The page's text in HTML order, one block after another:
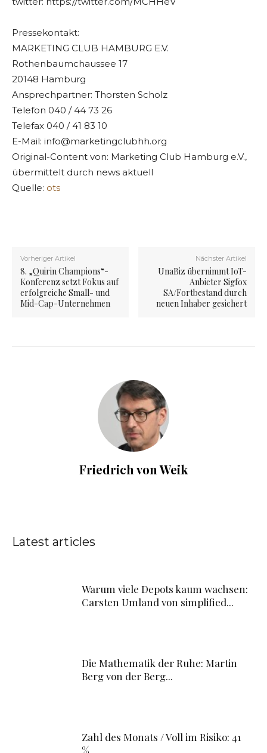
Pressekontakt:
MARKETING CLUB HAMBURG E.V.
Rothenbaumchaussee 17
20148 Hamburg
Ansprechpartner: Thorsten Scholz
Telefon 040 / 44 73 26
Telefax 040 / 41 83 10
E-Mail: info@marketingclubhh.org
Original-Content von: Marketing Club Hamburg e.V.,
übermittelt durch news aktuell
Quelle: ots
Vorheriger Artikel
8. „Quirin Champions“-
Konferenz setzt Fokus auf
erfolgreiche Small- und
Mid-Cap-Unternehmen
Nächster Artikel
UnaBiz übernimmt IoT-
Anbieter Sigfox
SA/Fortbestand durch
neuen Inhaber gesichert
Friedrich von Weik
Latest articles
Warum viele Depots kaum wachsen:
Carsten Umland von simplified...
Die Mathematik der Ruhe: Martin
Berg von der Berg...
Zahl des Monats / Voll im Risiko: 41
%...